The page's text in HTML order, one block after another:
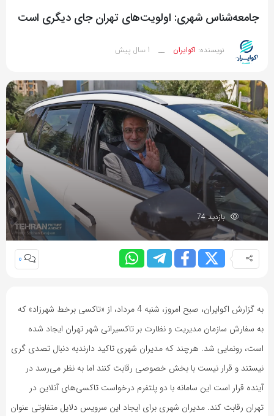
جامعه‌شناس شهری: اولویت‌های تهران جای دیگری است
نویسنده: اکوایران __ 1 سال پیش
بازدید 74
0
به گزارش اکوایران، صبح امروز، شنبه 4 مرداد، از «تاکسی برخط شهرزاد» که
به سفارش سازمان مدیریت و نظارت بر تاکسیرانی شهر تهران ایجاد شده
است، رونمایی شد. هرچند که مدیران شهری تاکید دارندبه دنبال تصدی گری
نیستند و قرار نیست با بخش خصوصی رقابت کنند اما به نظر می‌رسد در
آینده قرار است این سامانه با دو پلتفرم درخواست تاکسی‌های آنلاین در
تهران رقابت کند. مدیران شهری برای ایجاد این سرویس دلایل متفاوتی عنوان